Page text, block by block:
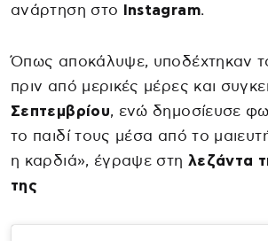
ανάρτηση στο
Instagram.
Όπως αποκάλυψε, υποδέχτηκαν
πριν από μερικές μέρες και
Σεπτεμβρίου, ενώ δημοσίευσε
το παιδί τους μέσα από το
η καρδιά», έγραψε στη λεζάντα
της